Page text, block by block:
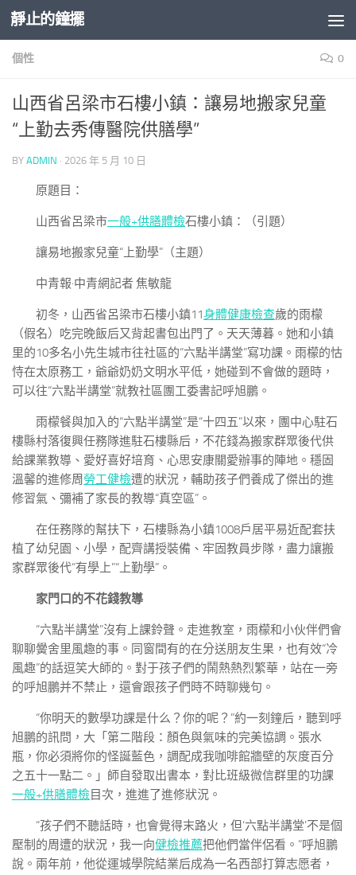
Skip to content
靜止的鐘擺
個性 0
山西省呂梁市石樓小鎮：讓易地搬家兒童
“上勤去秀傳醫院供膳學”
BY ADMIN · 2026 年 5 月 10 日
原題目：
山西省呂梁市一般+供膳體檢石樓小鎮：（引題）
讓易地搬家兒童“上勤學”（主題）
中青報·中青網記者 焦敏龍
初冬，山西省呂梁市石樓小鎮11身體健康檢查歲的雨檬
（假名）吃完晚飯后又背起書包出門了。天天薄暮。她和小鎮
里的10多名小先生城市往社區的“六點半講堂”寫功課。雨檬的怙
恃在太原務工，爺爺奶奶文明水平低，她碰到不會做的題時，
可以往“六點半講堂”就教社區團工委書記呼旭鵬。
雨檬餐與加入的“六點半講堂”是“十四五”以來，團中心駐石
樓縣村落復興任務隊進駐石樓縣后，不花錢為搬家群眾後代供
給課業教導、愛好喜好培育、心思安康關愛辦事的陣地。穩固
溫馨的進修周 勞工健檢遭的狀況，輔助孩子們養成了傑出的進
修習氣、彌補了家長的教導“真空區”。
在任務隊的幫扶下，石樓縣為小鎮1008戶居平易近配套扶
植了幼兒園、小學，配齊講授裝備、牢固教員步隊，盡力讓搬
家群眾後代“有學上”“上勤學”。
家門口的不花錢教導
“六點半講堂”沒有上課鈴聲。走進教室，雨檬和小伙伴們會
聊聊黌舍里風趣的事。同窗間有的在分送朋友生果，也有效“冷
風趣”的話逗笑大師的。對于孩子們的鬧熱熱烈繁華，站在一旁
的呼旭鵬并不禁止，還會跟孩子們時不時聊幾句。
“你明天的數學功課是什么？你的呢？”約一刻鐘后，聽到呼
旭鵬的訊問，大「第二階段：顏色與氣味的完美協調。張水
瓶，你必須將你的怪誕藍色，調配成我咖啡館牆壁的灰度百分
之五十一點二。」師自發取出書本，對比班級微信群里的功課
一般+供膳體檢目次，進進了進修狀況。
“孩子們不聽話時，也會覺得末路火，但‘六點半講堂’不是個
壓制的周遭的狀況，我一向健檢推薦把他們當伴侶看。”呼旭鵬
說。兩年前，他從運城學院結業后成為一名西部打算志愿者，